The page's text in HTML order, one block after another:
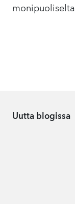
Uutta blogissa